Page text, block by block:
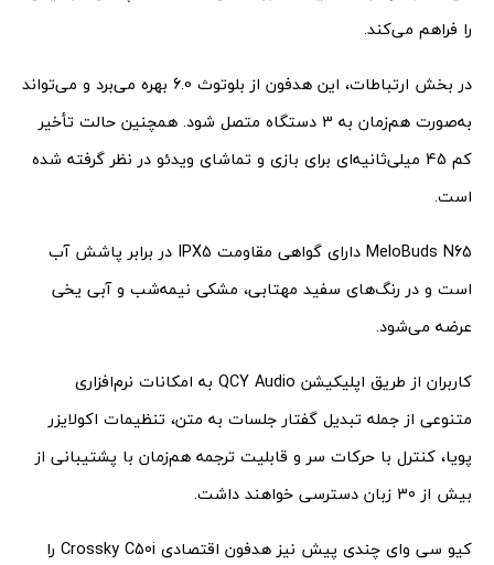
را فراهم می‌کند.
در بخش ارتباطات، این هدفون از بلوتوث 6.0 بهره می‌برد و می‌تواند
به‌صورت هم‌زمان به 3 دستگاه متصل شود. همچنین حالت تأخیر
کم 45 میلی‌ثانیه‌ای برای بازی و تماشای ویدئو در نظر گرفته شده
است.
MeloBuds N65 دارای گواهی مقاومت IPX5 در برابر پاشش آب
است و در رنگ‌های سفید مهتابی، مشکی نیمه‌شب و آبی یخی
عرضه می‌شود.
کاربران از طریق اپلیکیشن QCY Audio به امکانات نرم‌افزاری
متنوعی از جمله تبدیل گفتار جلسات به متن، تنظیمات اکولایزر
پویا، کنترل با حرکات سر و قابلیت ترجمه هم‌زمان با پشتیبانی از
بیش از 30 زبان دسترسی خواهند داشت.
کیو سی وای چندی پیش نیز هدفون اقتصادی Crossky C50i را